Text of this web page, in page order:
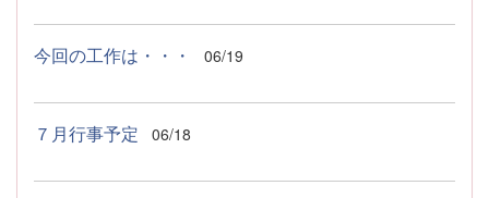
今回の工作は・・・ 06/19
７月行事予定 06/18